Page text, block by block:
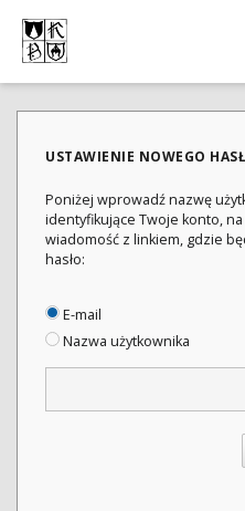
USTAWIENIE NOWEGO
Poniżej wprowadź nazwę
identyfikujące Twoje konto,
wiadomość z linkiem, gdzie
hasło:
E-mail
Nazwa użytkownika